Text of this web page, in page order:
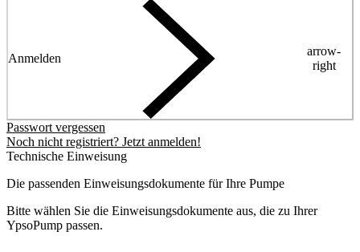
Anmelden
arrow-
right
Passwort vergessen
Noch nicht registriert? Jetzt anmelden!
Technische Einweisung
Die passenden Einweisungsdokumente für Ihre Pumpe
Bitte wählen Sie die Einweisungsdokumente aus, die zu Ihrer
YpsoPump passen.